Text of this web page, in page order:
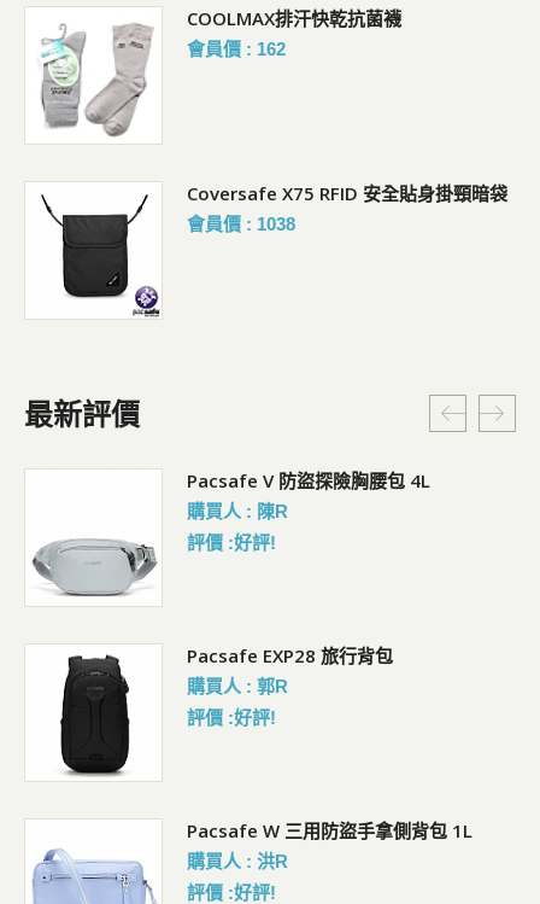
COOLMAX排汗快乾抗菌襪
會員價 : 162
Coversafe X75 RFID 安全貼身掛頸暗袋
會員價 : 1038
最新評價
Pacsafe V 防盜探險胸腰包 4L
購買人 : 陳R
評價 :好評!
Pacsafe EXP28 旅行背包
購買人 : 郭R
評價 :好評!
Pacsafe W 三用防盜手拿側背包 1L
購買人 : 洪R
評價 :好評!